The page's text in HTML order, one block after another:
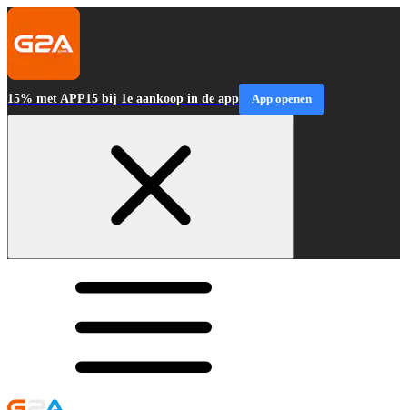
15% met APP15 bij 1e aankoop in de app App openen